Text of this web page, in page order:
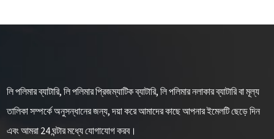
লি পলিমার ব্যাটারি, লি পলিমার প্রিজম্যাটিক ব্যাটারি, লি পলিমার নলাকার ব্যাটারি বা মূল্য
তালিকা সম্পর্কে অনুসন্ধানের জন্য, দয়া করে আমাদের কাছে আপনার ইমেলটি ছেড়ে দিন
এবং আমরা 24 ঘন্টার মধ্যে যোগাযোগ করব।